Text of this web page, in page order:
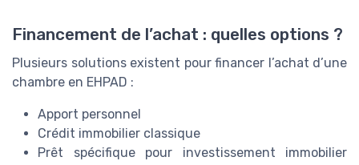
Financement de l’achat : quelles options ?
Plusieurs solutions existent pour financer l’achat d’une
chambre en EHPAD :
Apport personnel
Crédit immobilier classique
Prêt spécifique pour investissement immobilier